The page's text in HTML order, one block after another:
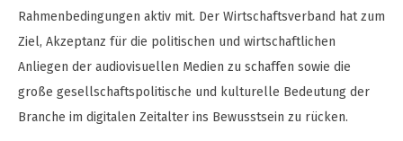
Rahmenbedingungen aktiv mit. Der Wirtschaftsverband hat zum
Ziel, Akzeptanz für die politischen und wirtschaftlichen
Anliegen der audiovisuellen Medien zu schaffen sowie die
große gesellschaftspolitische und kulturelle Bedeutung der
Branche im digitalen Zeitalter ins Bewusstsein zu rücken.